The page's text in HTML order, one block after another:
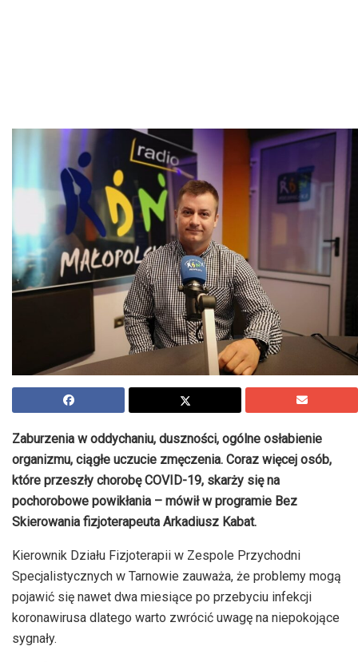
Zaburzenia w oddychaniu, duszności, ogólne osłabienie
organizmu, ciągłe uczucie zmęczenia. Coraz więcej osób,
które przeszły chorobę COVID-19, skarży się na
pochorobowe powikłania – mówił w programie Bez
Skierowania fizjoterapeuta Arkadiusz Kabat.
Kierownik Działu Fizjoterapii w Zespole Przychodni
Specjalistycznych w Tarnowie zauważa, że problemy mogą
pojawić się nawet dwa miesiące po przebyciu infekcji
koronawirusa dlatego warto zwrócić uwagę na niepokojące
sygnały.